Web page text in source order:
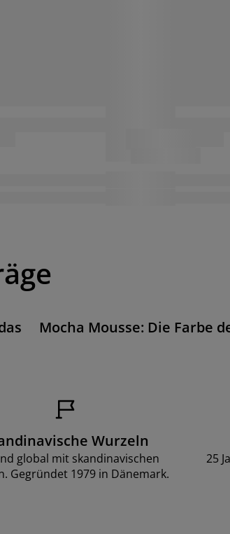
Mocha Mousse: Die Farbe
Wurzeln
global mit skandinavischen
Gegründet 1979 in Dänemark.
25